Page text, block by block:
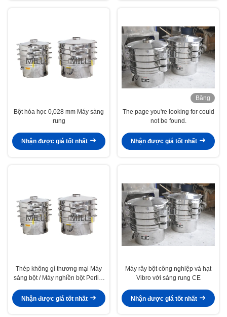
Bột hóa học 0,028 mm Máy sàng
rung
Nhận được giá tốt nhất
Băng
The page you're looking for could
not be found.
Nhận được giá tốt nhất
Thép không gỉ thương mại Máy
sàng bột / Máy nghiền bột Perlite
Nhận được giá tốt nhất
Máy rây bột công nghiệp và hạt
Vibro với sàng rung CE
Nhận được giá tốt nhất